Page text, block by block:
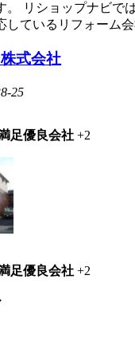
リショップナビでは
しているリフォーム会
式会社
25
足優良会社 +2
足優良会社 +2